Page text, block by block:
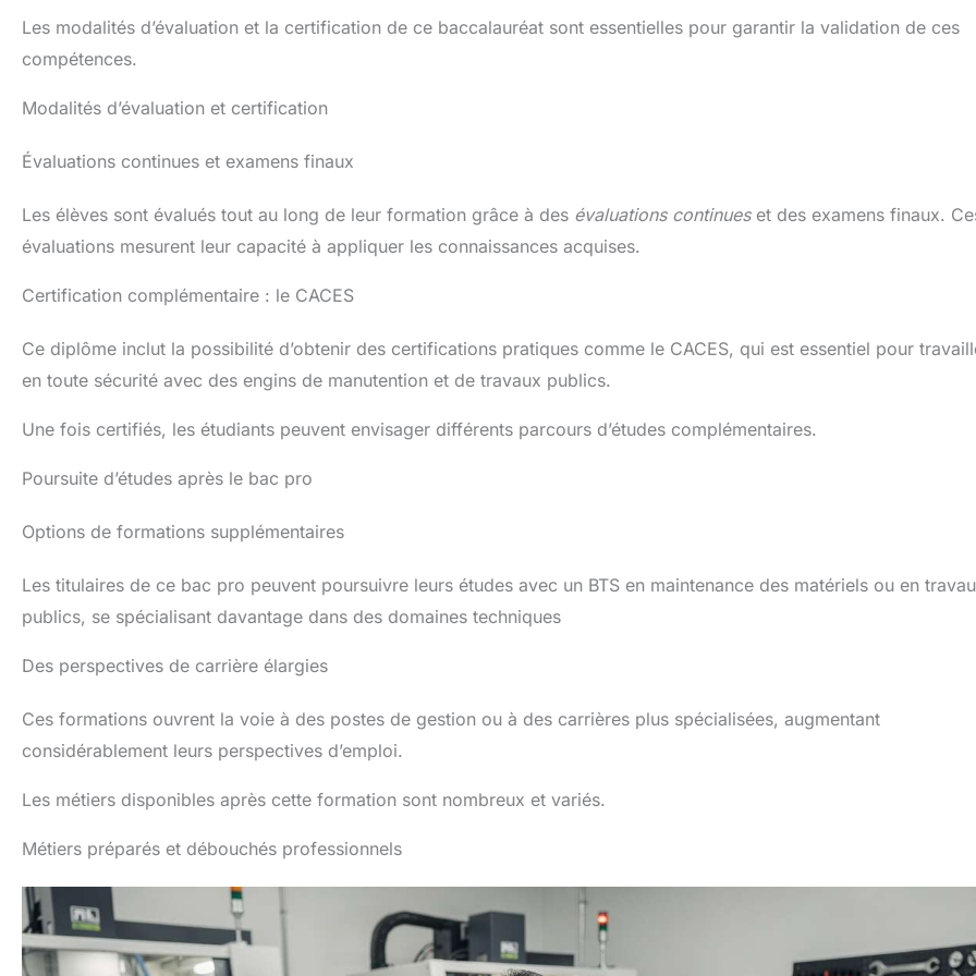
Les modalités d’évaluation et la certification de ce baccalauréat sont essentielles pour garantir la validation de ces
compétences.
Modalités d’évaluation et certification
Évaluations continues et examens finaux
Les élèves sont évalués tout au long de leur formation grâce à des évaluations continueset des examens finaux.
évaluations mesurent leur capacité à appliquer les connaissances acquises.
Certification complémentaire : le CACES
Ce diplôme inclut la possibilité d’obtenir des certifications pratiques comme le CACES, qui est essentiel pour
en toute sécurité avec des engins de manutention et de travaux publics.
Une fois certifiés, les étudiants peuvent envisager différents parcours d’études complémentaires.
Poursuite d’études après le bac pro
Options de formations supplémentaires
Les titulaires de ce bac pro peuvent poursuivre leurs études avec un BTS en maintenance des matériels ou en
publics, se spécialisant davantage dans des domaines techniques
Des perspectives de carrière élargies
Ces formations ouvrent la voie à des postes de gestion ou à des carrières plus spécialisées, augmentant
considérablement leurs perspectives d’emploi.
Les métiers disponibles après cette formation sont nombreux et variés.
Métiers préparés et débouchés professionnels